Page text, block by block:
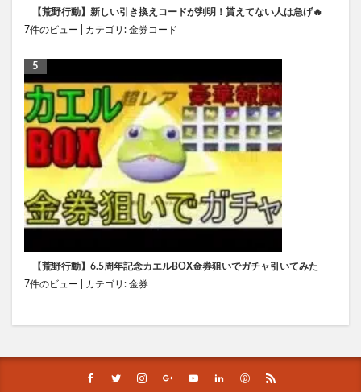
【荒野行動】新しい引き換えコードが判明！貰えてない人は急げ🔥
7件のビュー
カテゴリ: 金券コード
【荒野行動】6.5周年記念カエルBOX金券狙いでガチャ引いてみた
7件のビュー
カテゴリ: 金券